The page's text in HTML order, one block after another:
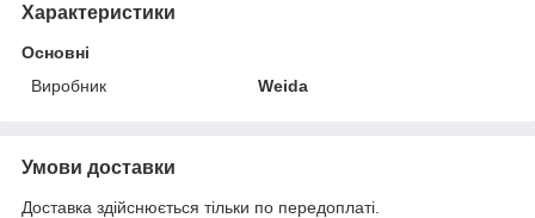
Характеристики
Основні
Виробник
Weida
Умови доставки
Доставка здійснюється тільки по передоплаті.